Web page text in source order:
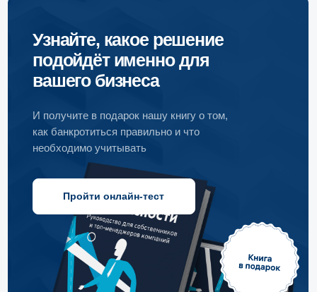
как банкротиться правильно и что
необходимо учитывать